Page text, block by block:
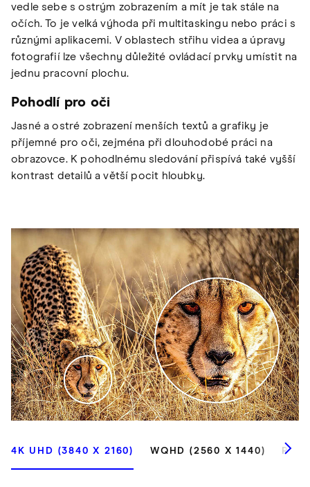
vedle sebe s ostrým zobrazením a mít je tak stále na
očích. To je velká výhoda při multitaskingu nebo práci s
různými aplikacemi. V oblastech střihu videa a úpravy
fotografií lze všechny důležité ovládací prvky umístit na
jednu pracovní plochu.
Pohodlí pro oči
Jasné a ostré zobrazení menších textů a grafiky je
příjemné pro oči, zejména při dlouhodobé práci na
obrazovce. K pohodlnému sledování přispívá také vyšší
kontrast detailů a větší pocit hloubky.
4K UHD (3840 X 2160) WQHD (2560 X 1440)